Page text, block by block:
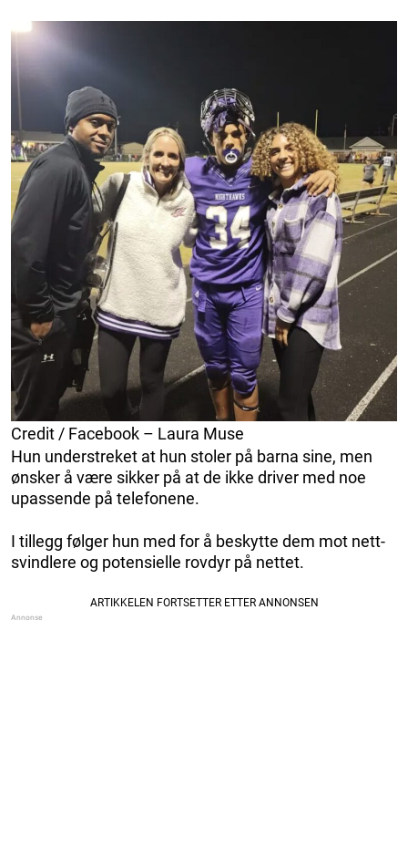
Credit / Facebook – Laura Muse
Hun understreket at hun stoler på barna sine, men
ønsker å være sikker på at de ikke driver med noe
upassende på telefonene.
I tillegg følger hun med for å beskytte dem mot nett-
svindlere og potensielle rovdyr på nettet.